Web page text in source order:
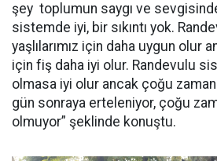
şey toplumun saygı ve
sistemde iyi, bir sıkıntı yok.
yaşlılarımız için daha uygun olur
için fiş daha iyi olur. Randevulu
olmasa iyi olur ancak çoğu zaman
gün sonraya erteleniyor, çoğu
olmuyor” şeklinde konuştu.